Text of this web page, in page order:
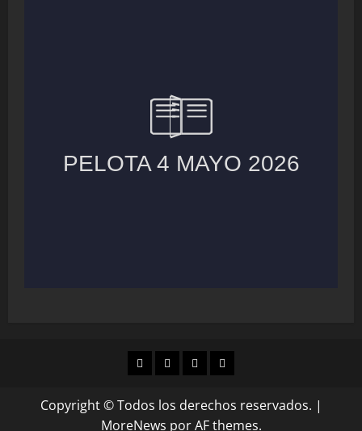
MUNICIPIOS
LOCALES
NACIONAL
COLUMNAS
Copyright © Todos los derechos reservados. |
MoreNews por AF themes.